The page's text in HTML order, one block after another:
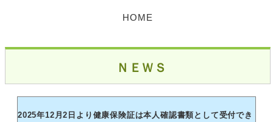
HOME
ＮＥＷＳ
2025年12月2日より健康保険証は本人確認書類として受付でき